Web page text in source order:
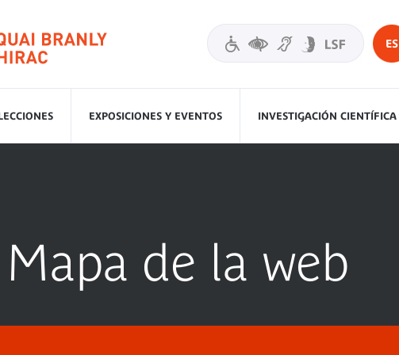
ES
EXPOSICIONES Y EVENTOS INVESTIGACIÓN CIENTÍFICA
Mapa de la web